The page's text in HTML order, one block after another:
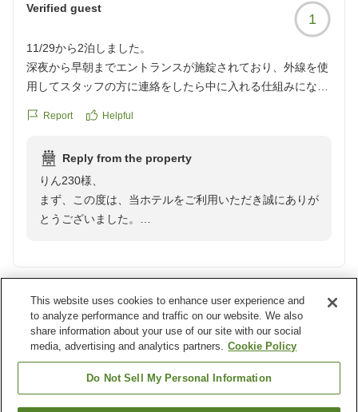
朝食にもご満足いただけたようで、大変嬉しく思いま
今後もより良いサービスを目指して努力してまいりま
うございます。
上げております。
Verified guest
1
11/29から2泊しました。
深夜から早朝までエントランスが施錠されており、外線を使
用してスタッフの方に連絡をしたら中に入れる仕組みになっ
1泊目、深夜にホテルに戻ってきた為、外線を2度ほど鳴らし
頂けず。結局深夜から早朝までの時間は他のホテルを使用し
ました。
このことをお伝えしたら口頭でのお詫びのみ。
チェックアウトの際にもこの件についてお詫びされることも
Report Helpful
Reply from the property
りん230様、
まず、この度は、当ホテルをご利用いただき誠にありが
とうございました。
状況確認をいたしました。どのような状況だとしても、
ご迷惑をお掛けしたことには変わりありません。
大変申し訳ございませんでした。
ご指摘いただきました内線機につきまして、機械の故障
等は見られませんでしたが、運用について改善策を試し
ております。今回のようなことが二度とないよう、ご指
摘を真摯に受け止め、努めて参ります。このようななか
Verified guest
The reviewer did not write any comments.
Helpful
This website uses cookies to enhance user experience and
to analyze performance and traffic on our website. We also
share information about your use of our site with our social
media, advertising and analytics partners. Cookie Policy
Do Not Sell My Personal Information